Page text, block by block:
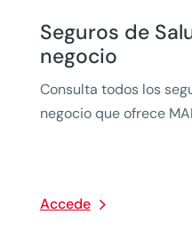
Seguros de
negocio
Consulta todos los
negocio que ofrece
Accede